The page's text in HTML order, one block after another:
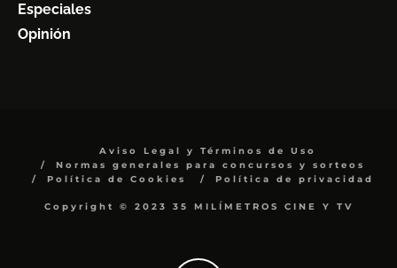
Especiales
Opinión
Aviso Legal y Términos de Uso
Normas generales para concursos y sorteos
Política de Cookies
Política de privacidad
Copyright © 2023 35 MILÍMETROS CINE Y TV